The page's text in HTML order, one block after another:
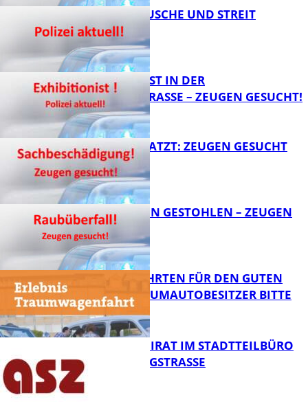
KNALLGERÄUSCHE UND STREIT
EXHIBITIONIST IN DER
VELMANNSTRASSE – ZEUGEN GESUCHT!
AUTO ZERKRATZT: ZEUGEN GESUCHT
FB News
TEURE KETTEN GESTOHLEN – ZEUGEN
GESUCHT!
FB News
SPENDENFAHRTEN FÜR DEN GUTEN
ZWECK – TRAUMAUTOBESITZER BITTE
MELDEN!
SENIORENBEIRAT IM STADTTEILBÜRO
IN DER KÖNIGSTRASSE